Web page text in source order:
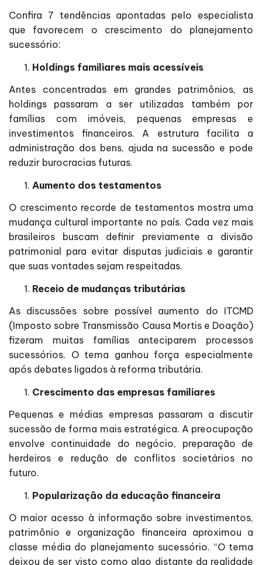
Confira 7 tendências apontadas pelo especialista
que favorecem o crescimento do planejamento
sucessório:
Holdings familiares mais acessíveis
Antes concentradas em grandes patrimônios, as
holdings passaram a ser utilizadas também por
famílias com imóveis, pequenas empresas e
investimentos financeiros. A estrutura facilita a
administração dos bens, ajuda na sucessão e pode
reduzir burocracias futuras.
Aumento dos testamentos
O crescimento recorde de testamentos mostra uma
mudança cultural importante no país. Cada vez mais
brasileiros buscam definir previamente a divisão
patrimonial para evitar disputas judiciais e garantir
que suas vontades sejam respeitadas.
Receio de mudanças tributárias
As discussões sobre possível aumento do ITCMD
(Imposto sobre Transmissão Causa Mortis e Doação)
fizeram muitas famílias anteciparem processos
sucessórios. O tema ganhou força especialmente
após debates ligados à reforma tributária.
Crescimento das empresas familiares
Pequenas e médias empresas passaram a discutir
sucessão de forma mais estratégica. A preocupação
envolve continuidade do negócio, preparação de
herdeiros e redução de conflitos societários no
futuro.
Popularização da educação financeira
O maior acesso à informação sobre investimentos,
patrimônio e organização financeira aproximou a
classe média do planejamento sucessório. “O tema
deixou de ser visto como algo distante da realidade